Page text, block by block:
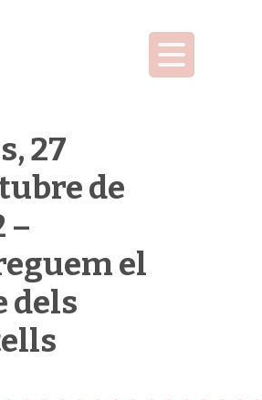
27
de
–
el
dels